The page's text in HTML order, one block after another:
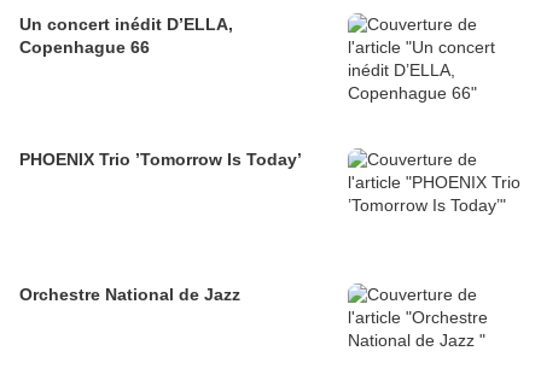
Un concert inédit D’ELLA,
Copenhague 66
PHOENIX Trio ’Tomorrow Is Today’
Orchestre National de Jazz